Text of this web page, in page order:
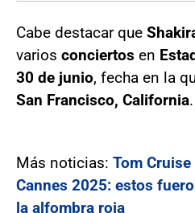
Cabe destacar que
varios conciertos en
30 de junio, fecha en la
San Francisco, California.
Más noticias: Tom
Cannes 2025: estos
la alfombra roja